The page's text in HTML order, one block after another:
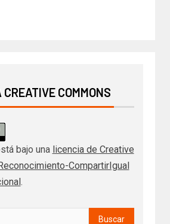
COMMONS
bajo una licencia de Creative
CompartirIgual
.